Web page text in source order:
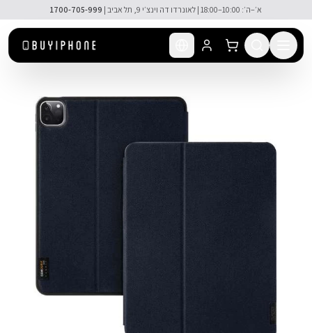
דלג לתוכן הראשי 🚚 משלוח מהיר חינם מעל ₪300